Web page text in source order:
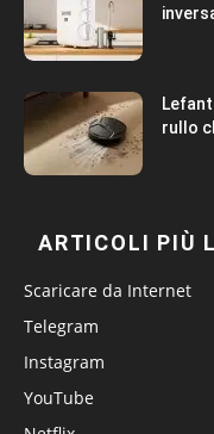
rullo
ARTICOLI PIÙ
Scaricare da Internet
Telegram
Instagram
YouTube